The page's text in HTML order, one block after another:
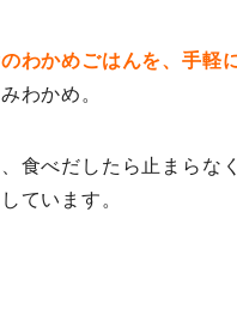
わかめごはんを、手軽
わかめ。
食べだしたら止まらな
ています。